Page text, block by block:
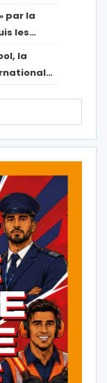
par la
les…
la